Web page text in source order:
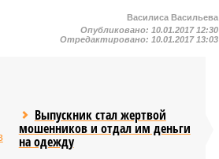
Василиса Васильева
Опубликовано: 10.01.2017 12:30
Отредактировано: 10.01.2017 13:03
Выпускник стал жертвой
мошенников и отдал им деньги
на одежду